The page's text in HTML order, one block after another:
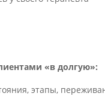
«в долгую»:
этапы,